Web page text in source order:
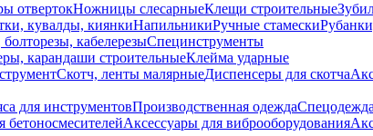
отвертокНожницы слесарныеКлещи строительные
кувалды, киянкиНапильникиРучные стамески
кабелерезыСпецинструменты
карандаши строительныеКлейма ударные
Скотч, ленты малярныеДиспенсеры для скотча
для инструментовПроизводственная одеждаСпецодежда
бетоносмесителейАксессуары для виброоборудования